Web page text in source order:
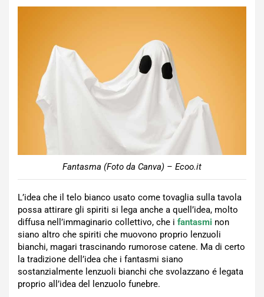
Fantasma (Foto da Canva) – Ecoo.it
L’idea che il telo bianco usato come tovaglia sulla tavola
possa attirare gli spiriti si lega anche a quell’idea, molto
diffusa nell’immaginario collettivo, che i fantasmi non
siano altro che spiriti che muovono proprio lenzuoli
bianchi, magari trascinando rumorose catene. Ma di certo
la tradizione dell’idea che i fantasmi siano
sostanzialmente lenzuoli bianchi che svolazzano é legata
proprio all’idea del lenzuolo funebre.